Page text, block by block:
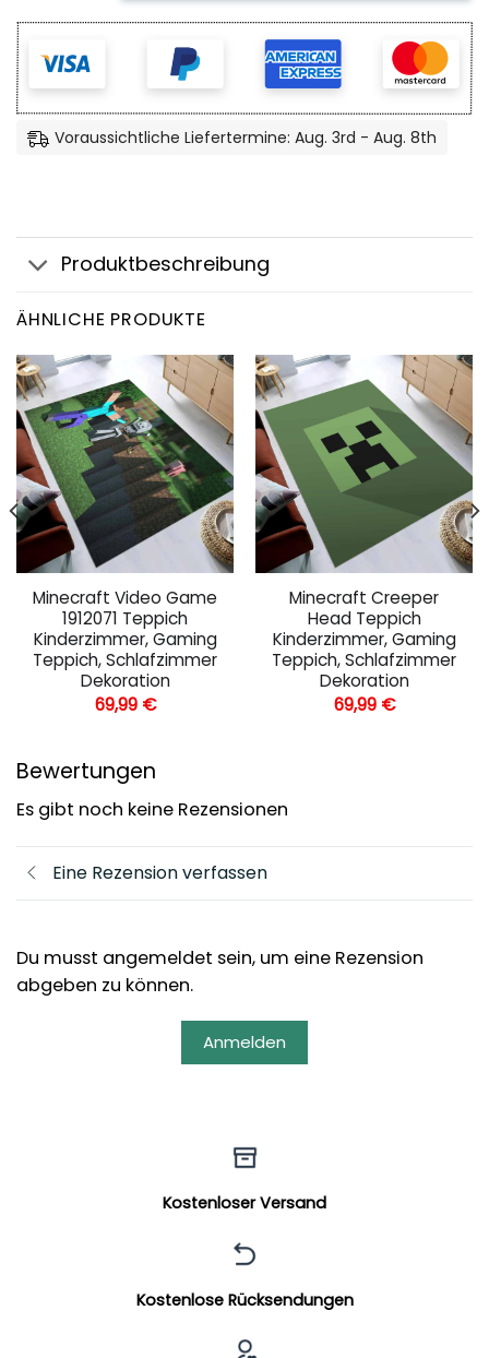
Voraussichtliche Liefertermine: Aug. 3rd - Aug. 8th
Produktbeschreibung
ÄHNLICHE PRODUKTE
Minecraft Video Game
1912071 Teppich
Kinderzimmer, Gaming
Teppich, Schlafzimmer
Dekoration
69,99 €
Minecraft Creeper
Head Teppich
Kinderzimmer, Gaming
Teppich, Schlafzimmer
Dekoration
69,99 €
Bewertungen
Es gibt noch keine Rezensionen
Eine Rezension verfassen
Du musst angemeldet sein, um eine Rezension
abgeben zu können.
Anmelden
Kostenloser Versand
Kostenlose Rücksendungen